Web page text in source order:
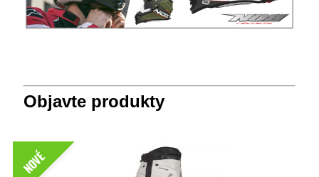
Objavte produkty
NOVÉ